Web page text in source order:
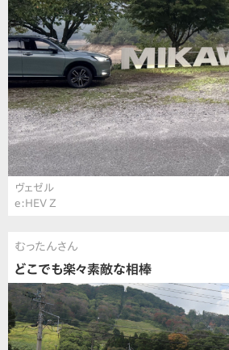
ヴェゼル
e:HEV Z
むったんさん
どこでも楽々素敵な相棒